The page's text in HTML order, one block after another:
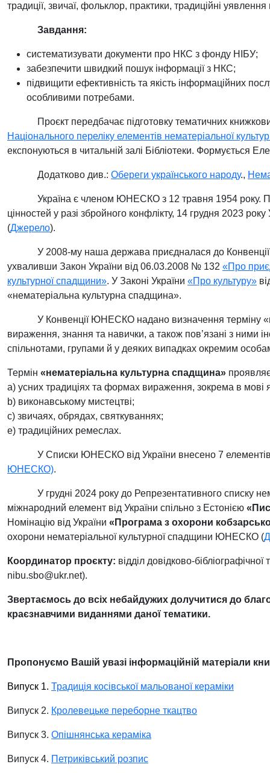
традиції, звичаї, фольклор, практики, традиційні
Завдання:
систематизувати документи про НКС з фонду НІБУ;
забезпечити швидкий пошук інформації з НКС;
підвищити ефективність та якість інформаційних
особливими потребами.
Проєкт передбачає підготовку тематичних
Національного переліку елементів нематеріальної
експонуються в читальній залі Бібліотеки. Формується
Додатково див.: Обереги українського народу.,
Україна є членом ЮНЕСКО з 12 травня 1954 року.
цінностей у разі збройного конфлікту, 14 грудня 2023
(Джерело).
У 2008-му наша держава приєдналася до
ухваливши Закон України від 06.03.2008 № 132 «Про
культурної спадщини». У Законі України «Про культуру»
«нематеріальна культурна спадщина».
У Конвенції ЮНЕСКО надано визначення терміну
вираження, знання та навички, а також пов’язані з ними
спільнотами, групами й у деяких випадках окремим
Термін «нематеріальна культурна спадщина»
a) усних традиціях та формах вираження, зокрема в мові
b) виконавському мистецтві;
c) звичаях, обрядах, святкуваннях;
e) традиційних ремеслах.
У Списки ЮНЕСКО від України внесено 7
ЮНЕСКО).
У грудні 2024 року до Репрезентативного списку
міжнародний елемент від України спільно з Естонією
Номінацію від України «Програма з охорони
охорони нематеріальної культурної спадщини ЮНЕСКО (
Координатор проєкту: відділ довідково-
nibu.sbo@ukr.net).
Звертаємось до всіх небайдужих долучитися до
краєзнавчими виданнями даної тематики.
Пропонуємо Вашій увазі інформаційній матеріали
Випуск 1. Традиція косівської мальованої кераміки
Випуск 2. Кролевецьке переборне ткацтво
Випуск 3. Опішнянська кераміка
Випуск 4. Петриківський розпис